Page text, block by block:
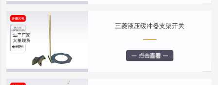
三菱液压缓冲器支架开关